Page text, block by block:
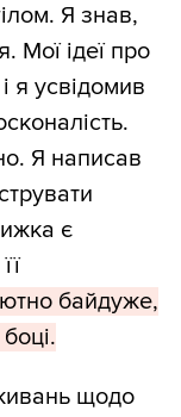
Я знав,
Мої ідеї про
я усвідомив
Я написав
є
байдуже,
щодо